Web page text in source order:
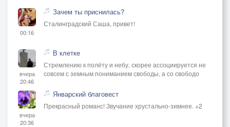
00:16
Зачем ты приснилась?
Сталинградский Саша, привет!
вчера
20:46
В клетке
Стремлению к полёту и небу, скорее ассоциируется не
совсем с земным пониманием свободы, а со свободо
вчера
20:36
Январский благовест
Прекрасный романс! Звучание хрустально-зимнее. +2